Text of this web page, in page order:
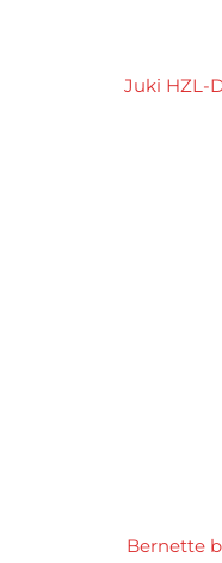
Juki HZL-
Bernette